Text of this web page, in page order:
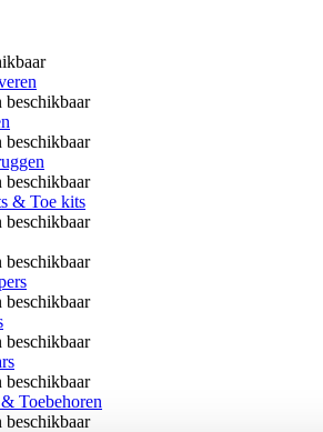
beschikbaar
beschikbaar
beschikbaar
& Toe kits
beschikbaar
beschikbaar
beschikbaar
beschikbaar
beschikbaar
Toebehoren
beschikbaar